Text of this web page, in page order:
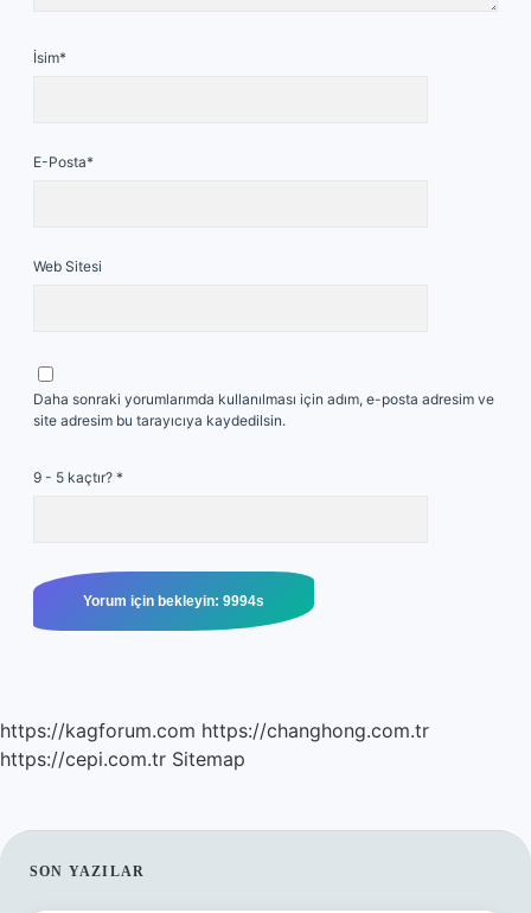
İsim*
E-Posta*
Web Sitesi
Daha sonraki yorumlarımda kullanılması için adım, e-posta adresim ve
site adresim bu tarayıcıya kaydedilsin.
9 - 5 kaçtır? *
https://kagforum.com https://changhong.com.tr
https://cepi.com.tr Sitemap
SIDEBAR
SON YAZILAR